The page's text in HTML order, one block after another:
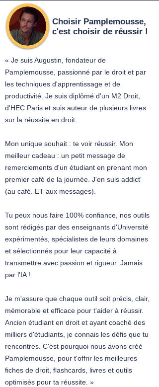
Choisir Pamplemousse,
c'est choisir de réussir !
« Je suis Augustin, fondateur de
Pamplemousse, passionné par le droit et par
les techniques d'apprentissage et de
productivité. Je suis diplômé d'un M2 Droit,
d'HEC Paris et suis auteur de plusieurs livres
sur la réussite en droit.
Mon unique souhait : te voir réussir. Mon
meilleur cadeau : un petit message de
remerciements d'un étudiant en prenant mon
premier café de la journée. J'en suis addict'
(au café. ET aux messages).
Tu peux nous faire 100% confiance, nos outils
sont rédigés par des enseignants d'Université
expérimentés, spécialistes de leurs domaines
et sélectionnés pour leur capacité à
transmettre avec passion et rigueur. Jamais
par l'IA !
Je m'assure que chaque outil soit précis, clair,
mémorable et efficace pour t'aider à réussir.
Ancien étudiant en droit et ayant coaché des
milliers d'étudiants, je connais les défis que tu
rencontres. C'est pourquoi nous avons créé
Pamplemousse, pour t'offrir les meilleures
fiches de droit, flashcards, livres et outils
optimisés pour ta réussite. »